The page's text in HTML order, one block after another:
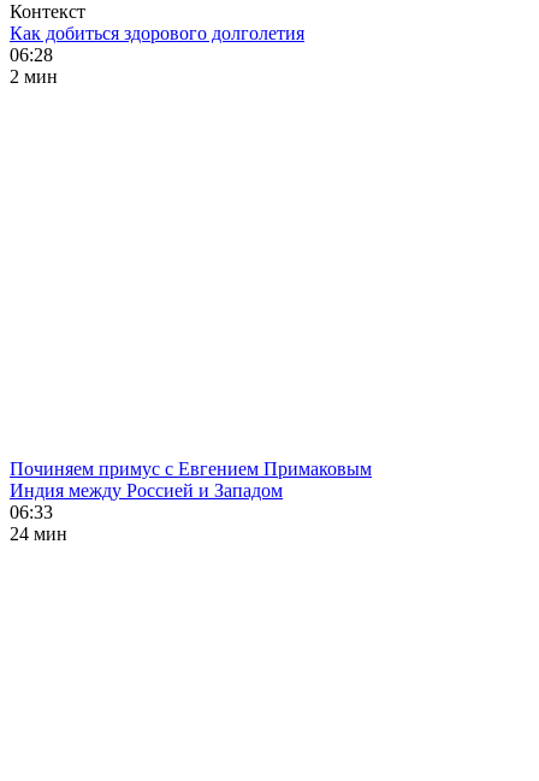
Контекст
Как добиться здорового долголетия
06:28
2 мин
Починяем примус с Евгением Примаковым
Индия между Россией и Западом
06:33
24 мин